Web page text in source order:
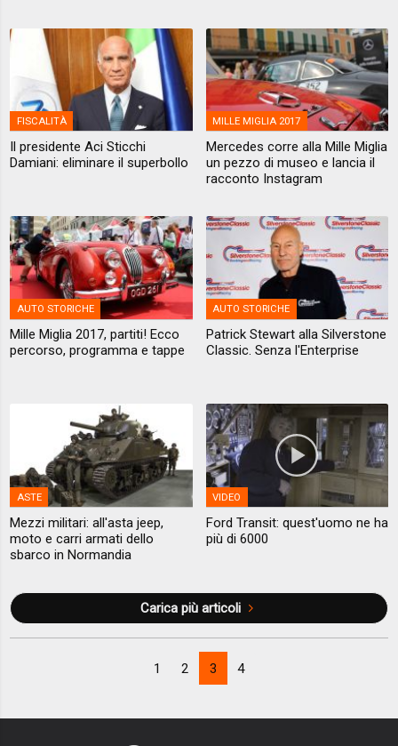
FISCALITÀ
Il presidente Aci Sticchi
Damiani: eliminare il superbollo
MILLE MIGLIA 2017
Mercedes corre alla Mille Miglia
un pezzo di museo e lancia il
racconto Instagram
AUTO STORICHE
Mille Miglia 2017, partiti! Ecco
percorso, programma e tappe
AUTO STORICHE
Patrick Stewart alla Silverstone
Classic. Senza l'Enterprise
ASTE
Mezzi militari: all'asta jeep,
moto e carri armati dello
sbarco in Normandia
VIDEO
Ford Transit: quest'uomo ne ha
più di 6000
Carica più articoli
1 2 3 4